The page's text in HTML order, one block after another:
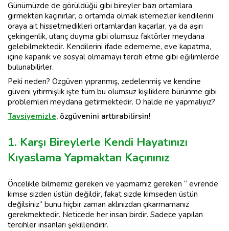
Günümüzde de görüldüğü gibi bireyler bazı ortamlara
girmekten kaçınırlar, o ortamda olmak istemezler kendilerini
oraya ait hissetmedikleri ortamlardan kaçarlar, ya da aşırı
çekingenlik, utanç duyma gibi olumsuz faktörler meydana
gelebilmektedir. Kendilerini ifade edememe, eve kapatma,
içine kapanık ve sosyal olmamayı tercih etme gibi eğilimlerde
bulunabilirler.
Peki neden? Özgüven yıpranmış, zedelenmiş ve kendine
güveni yitirmişlik işte tüm bu olumsuz kişiliklere bürünme gibi
problemleri meydana getirmektedir. O halde ne yapmalıyız?
Tavsiyemizle, özgüvenini arttırabilirsin!
1. Karşı Bireylerle Kendi Hayatınızı
Kıyaslama Yapmaktan Kaçınınız
Öncelikle bilmemiz gereken ve yapmamız gereken “ evrende
kimse sizden üstün değildir, fakat sizde kimseden üstün
değilsiniz” bunu hiçbir zaman aklınızdan çıkarmamanız
gerekmektedir. Neticede her insan birdir. Sadece yapılan
tercihler insanları şekillendirir.